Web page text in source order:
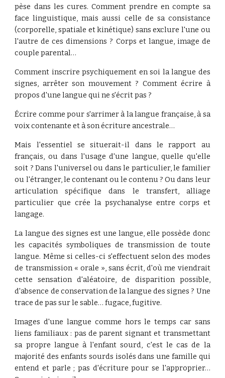
pèse dans les cures. Comment prendre en compte sa
face linguistique, mais aussi celle de sa consistance
(corporelle, spatiale et kinétique) sans exclure l'une ou
l'autre de ces dimensions ? Corps et langue, image de
couple parental…
Comment inscrire psychiquement en soi la langue des
signes, arrêter son mouvement ? Comment écrire à
propos d'une langue qui ne s'écrit pas ?
Écrire comme pour s'arrimer à la langue française, à sa
voix contenante et à son écriture ancestrale…
Mais l'essentiel se situerait-il dans le rapport au
français, ou dans l'usage d'une langue, quelle qu'elle
soit ? Dans l'universel ou dans le particulier, le familier
ou l'étranger, le contenant ou le contenu ? Ou dans leur
articulation spécifique dans le transfert, alliage
particulier que crée la psychanalyse entre corps et
langage.
La langue des signes est une langue, elle possède donc
les capacités symboliques de transmission de toute
langue. Même si celles-ci s'effectuent selon des modes
de transmission « orale », sans écrit, d'où me viendrait
cette sensation d'aléatoire, de disparition possible,
d'absence de conservation de la langue des signes ? Une
trace de pas sur le sable… fugace, fugitive.
Images d'une langue comme hors le temps car sans
liens familiaux : pas de parent signant et transmettant
sa propre langue à l'enfant sourd, c'est le cas de la
majorité des enfants sourds isolés dans une famille qui
entend et parle ; pas d'écriture pour se l'approprier…